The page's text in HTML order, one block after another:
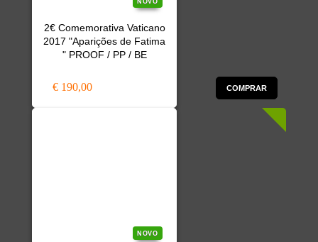
NOVO
2€ Comemorativa Vaticano
2017 "Aparições de Fatima
" PROOF / PP / BE
€ 190,00 COMPRAR
NOVO